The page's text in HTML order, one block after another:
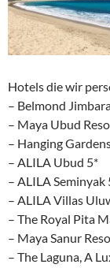
Hotels die wir
– Belmond
– Maya Ubud
– Hanging
– ALILA Ubud 5*
– ALILA Seminyak
– ALILA Villas
– The Royal Pita
– Maya Sanur
– The Laguna, A